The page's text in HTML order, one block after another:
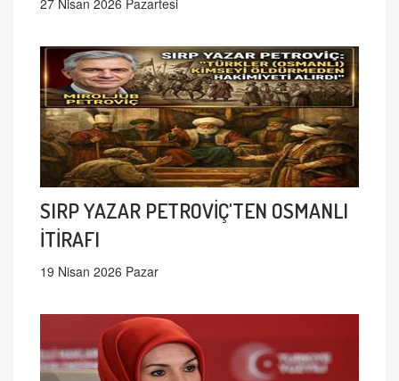
SIRP YAZAR PETROVİÇ'TEN OSMANLI
İTİRAFI
19 Nisan 2026 Pazar